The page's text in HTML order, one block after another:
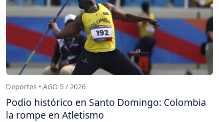
Deportes • AGO 5 / 2026
Podio histórico en Santo Domingo: Colombia
la rompe en Atletismo